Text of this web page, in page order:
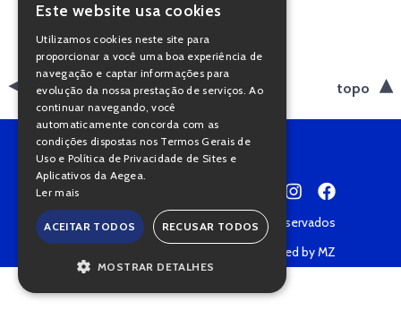
voltar topo
Copyright © 2022 • Todos os direitos reservados
Powered by MZ
PORTUGUESE
Este website usa cookies
Utilizamos cookies neste site para
proporcionar a você uma boa experiência de
navegação e captar informações para
evolução da nossa prestação de serviços. Ao
continuar navegando, você
automaticamente concorda com as
condições dispostas nos Termos Gerais de
Uso e Política de Privacidade de Sites e
Aplicativos da Aegea.
Ler mais
ACEITAR TODOS RECUSAR TODOS
MOSTRAR DETALHES